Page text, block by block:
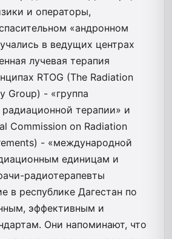
и операторы,
«андронном
в ведущих центрах
лучевая терапия
RTOG (The Radiation
Group) - «группа
терапии» и
Commission on Radiation
- «международной
единицам и
радиотерапевты
в республике Дагестан по
эффективным и
Они напоминают, что